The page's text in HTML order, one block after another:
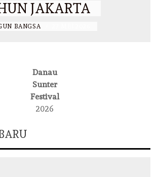
JAKARTA
BANGSA
Danau
Sunter
Festival
2026